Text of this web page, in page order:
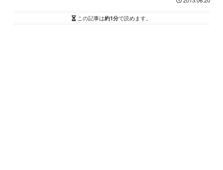
この記事は約1分で読めます。